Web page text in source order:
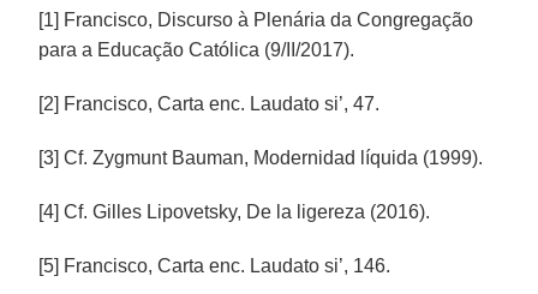
[1] Francisco, Discurso à Plenária da Congregação
para a Educação Católica (9/II/2017).
[2] Francisco, Carta enc. Laudato si’, 47.
[3] Cf. Zygmunt Bauman, Modernidad líquida (1999).
[4] Cf. Gilles Lipovetsky, De la ligereza (2016).
[5] Francisco, Carta enc. Laudato si’, 146.